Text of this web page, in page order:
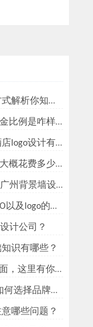
？画册装订方式指南
比例是咋样？
新葡京酒店logo要做金色主调？
概花费多少钱
州形象墙制作公司怎么收费？
logo的重要性
计公司？
识有哪些？
里有你想知道的
牌创意设计公司
哪些问题？